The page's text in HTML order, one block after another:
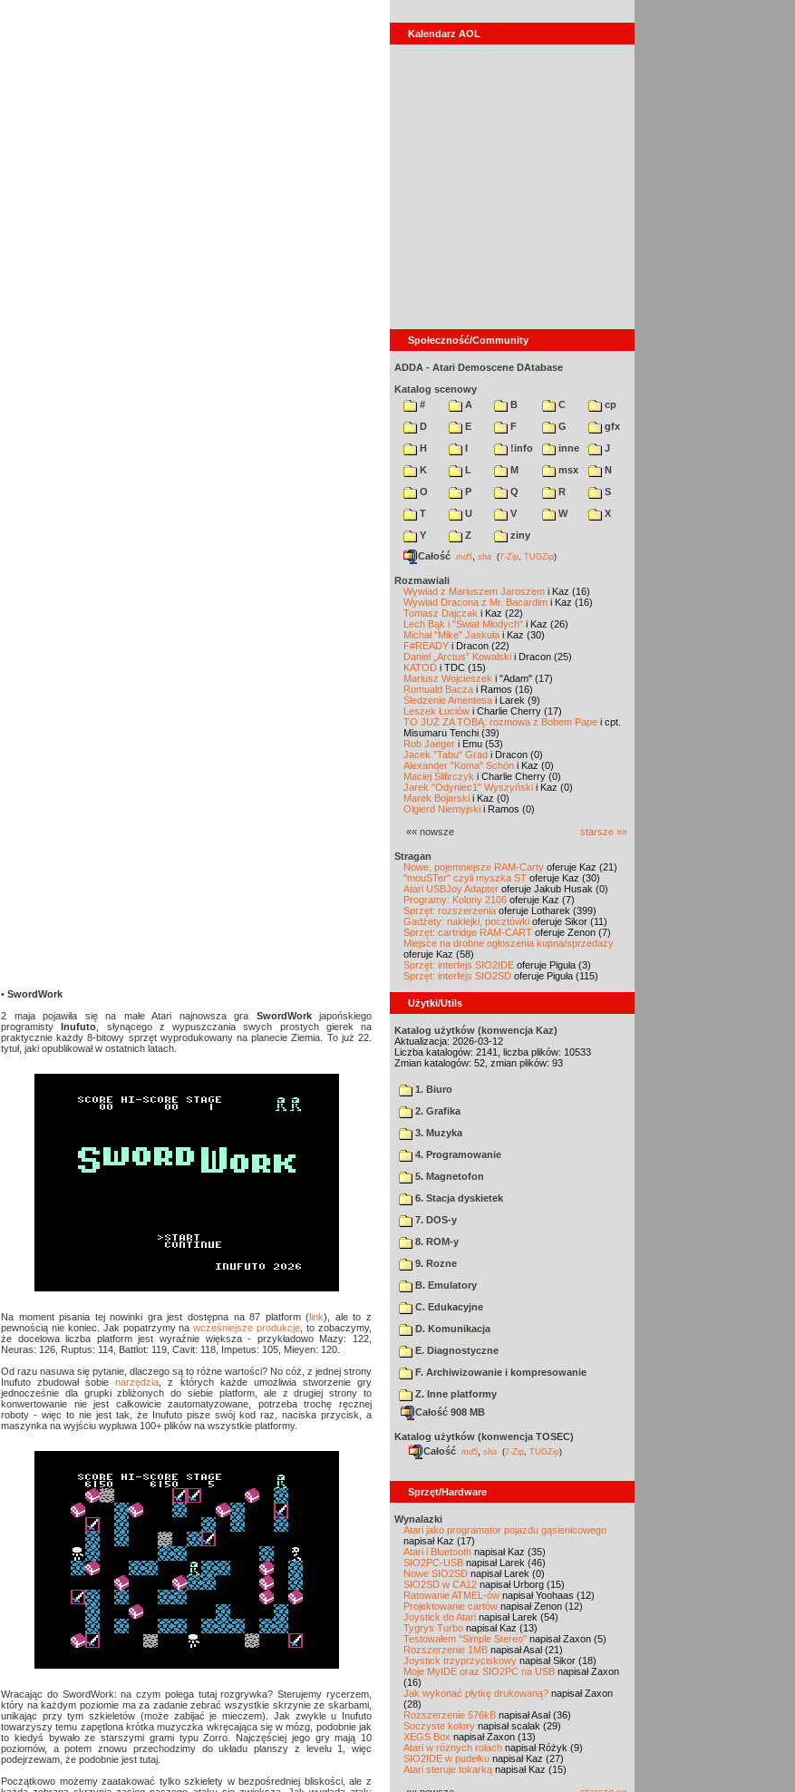
• SwordWork
2 maja pojawiła się na małe Atari najnowsza gra SwordWorkjapońskiego
programistyInufuto , słynącego z wypuszczania swych prostych gierek na
praktycznie każdy 8-bitowy sprzęt wyprodukowany na planecie Ziemia. To już 22.
tytuł, jaki opublikował w ostatnich latach.
Na moment pisania tej nowinki gra jest dostępna na 87 platform (link), ale to z
pewnością nie koniec. Jak popatrzymy nawcześniejsze produkcje , to zobaczymy,
że docelowa liczba platform jest wyraźnie większa - przykładowo Mazy: 122,
Neuras: 126, Ruptus: 114, Battlot: 119, Cavit: 118, Impetus: 105, Mieyen: 120.
Od razu nasuwa się pytanie, dlaczego są to różne wartości? No cóż, z jednej strony
Inufuto zbudował sobienarzędzia , z których każde umożliwia stworzenie gry
jednocześnie dla grupki zbliżonych do siebie platform, ale z drugiej strony to
konwertowanie nie jest całkowicie zautomatyzowane, potrzeba trochę ręcznej
roboty - więc to nie jest tak, że Inufuto pisze swój kod raz, naciska przycisk, a
maszynka na wyjściu wypluwa 100+ plików na wszystkie platformy.
Wracając do SwordWork: na czym polega tutaj rozgrywka? Sterujemy rycerzem,
który na każdym poziomie ma za zadanie zebrać wszystkie skrzynie ze skarbami,
unikając przy tym szkieletów (może zabijać je mieczem). Jak zwykle u Inufuto
towarzyszy temu zapętlona krótka muzyczka wkręcająca się w mózg, podobnie jak
to kiedyś bywało ze starszymi grami typu Zorro. Najczęściej jego gry mają 10
poziomów, a potem znowu przechodzimy do układu planszy z levelu 1, więc
podejrzewam, że podobnie jest tutaj.
Początkowo możemy zaatakować tylko szkielety w bezpośredniej bliskości, ale z
Kalendarz AOL
Społeczność/Community
ADDA - Atari Demoscene DAtabase
Katalog scenowy
#
A B C
cp
D
E F G
gfx
H
I !info inne
J
K
L M msx
N
O
P Q R
S
T
U V W
X
Y
Z
ziny
Całość md5 sha (7-Zip TUGZip)
Rozmawiali
Wywiad z Mariuszem Jaroszem i Kaz (16)
Wywiad Dracona z Mr. Bacardim i Kaz (16)
Tomasz Dajczak i Kaz (22)
Lech Bąk i "Świat Młodych" i Kaz (26)
Michał "Mike" Jaskuła i Kaz (30)
F#READY i Dracon (22)
Daniel „Arctus” Kowalski i Dracon (25)
KATOD i TDC (15)
Mariusz Wojcieszek i "Adam" (17)
Romuald Bacza i Ramos (16)
Śledzenie Amentesa i Larek (9)
Leszek Łuciów i Charlie Cherry (17)
TO JUŻ ZA TOBĄ: rozmowa z Bobem Pape i cpt.
Misumaru Tenchi (39)
Rob Jaeger i Emu (53)
Jacek "Tabu" Grad i Dracon (0)
Alexander "Koma" Schön i Kaz (0)
Maciej Ślifirczyk i Charlie Cherry (0)
Jarek "Odyniec1" Wyszyński i Kaz (0)
Marek Bojarski i Kaz (0)
Olgierd Niemyjski i Ramos (0)
«« nowsze starsze »»
Stragan
Nowe, pojemniejsze RAM-Carty oferuje Kaz (21)
"mouSTer" czyli myszka ST oferuje Kaz (30)
Atari USBJoy Adapter oferuje Jakub Husak (0)
Programy: Kolony 2106 oferuje Kaz (7)
Sprzęt: rozszerzenia oferuje Lotharek (399)
Gadżety: naklejki, pocztówki oferuje Sikor (11)
Sprzęt: cartridge RAM-CART oferuje Zenon (7)
Miejsce na drobne ogłoszenia kupna/sprzedaży
oferuje Kaz (58)
Sprzęt: interfejs SIO2IDE oferuje Piguła (3)
Sprzęt: interfejs SIO2SD oferuje Piguła (115)
Użytki/Utils
Katalog użytków (konwencja Kaz)
Aktualizacja: 2026-03-12
Liczba katalogów: 2141, liczba plików: 10533
Zmian katalogów: 52, zmian plików: 93
1. Biuro
2. Grafika
3. Muzyka
4. Programowanie
5. Magnetofon
6. Stacja dyskietek
7. DOS-y
8. ROM-y
9. Rozne
B. Emulatory
C. Edukacyjne
D. Komunikacja
E. Diagnostyczne
F. Archiwizowanie i kompresowanie
Z. Inne platformy
Całość 908 MB
Katalog użytków (konwencja TOSEC)
Całość md5 sha (7-Zip TUGZip)
Sprzęt/Hardware
Wynalazki
Atari jako programator pojazdu gąsienicowego
napisał Kaz (17)
Atari i Bluetooth napisał Kaz (35)
SIO2PC-USB napisał Larek (46)
Nowe SIO2SD napisał Larek (0)
SIO2SD w CA12 napisał Urborg (15)
Ratowanie ATMEL-ów napisał Yoohaas (12)
Projektowanie cartów napisał Zenon (12)
Joystick do Atari napisał Larek (54)
Tygrys Turbo napisał Kaz (13)
Testowałem "Simple Stereo" napisał Zaxon (5)
Rozszerzenie 1MB napisał Asal (21)
Joystick trzyprzyciskowy napisał Sikor (18)
Moje MyIDE oraz SIO2PC na USB napisał Zaxon
(16)
Jak wykonać płytkę drukowaną? napisał Zaxon
(28)
Rozszerzenie 576kB napisał Asal (36)
Soczyste kolory napisał scalak (29)
XEGS Box napisał Zaxon (13)
Atari w różnych rolach napisał Różyk (9)
SIO2IDE w pudełku napisał Kaz (27)
Atari steruje tokarką napisał Kaz (15)